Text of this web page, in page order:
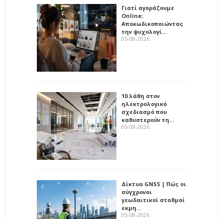
Γιατί αγοράζουμε
Online;
Αποκωδικοποιώντας
την ψυχολογί…
05-08-2026
10 λάθη στον
ηλεκτρολογικό
σχεδιασμό που
καθυστερούν τη…
05-08-2026
Δίκτυα GNSS | Πώς οι
σύγχρονοι
γεωδαιτικοί σταθμοί
εκμη…
05-08-2026